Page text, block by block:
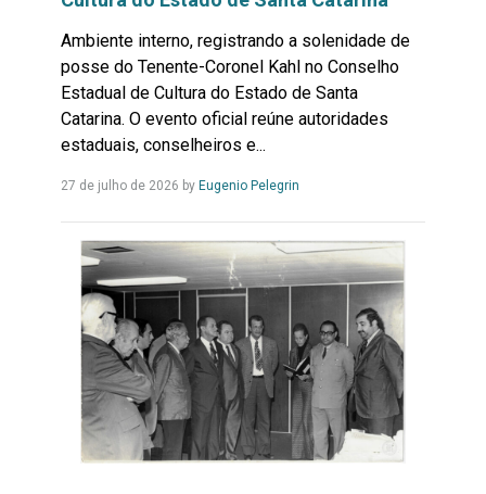
Ambiente interno, registrando a solenidade de
posse do Tenente-Coronel Kahl no Conselho
Estadual de Cultura do Estado de Santa
Catarina. O evento oficial reúne autoridades
estaduais, conselheiros e...
27 de julho de 2026 by Eugenio PelegrinLeia